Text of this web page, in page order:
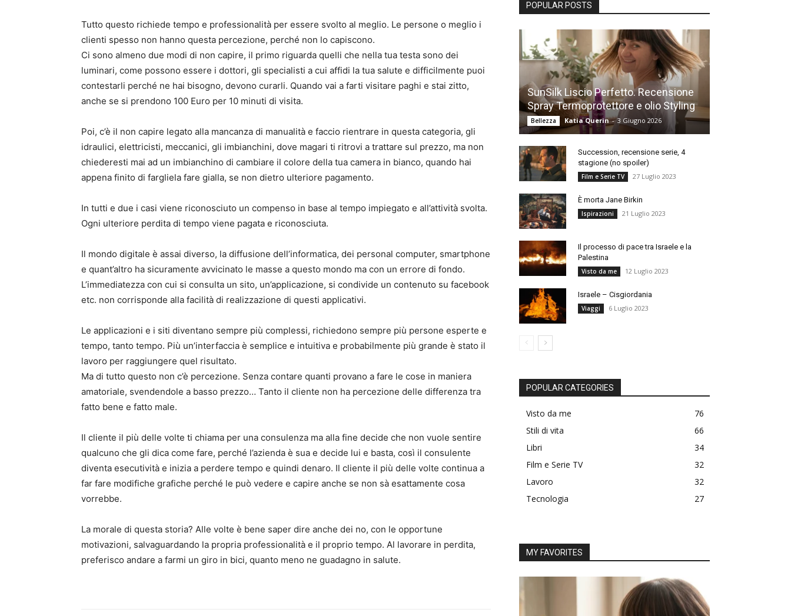
Tutto questo richiede tempo e professionalità per essere svolto al meglio. Le persone o meglio i
clienti spesso non hanno questa percezione, perché non lo capiscono.
Ci sono almeno due modi di non capire, il primo riguarda quelli che nella tua testa sono dei
luminari, come possono essere i dottori, gli specialisti a cui affidi la tua salute e difficilmente puoi
contestarli perché ne hai bisogno, devono curarli. Quando vai a farti visitare paghi e stai zitto,
anche se si prendono 100 Euro per 10 minuti di visita.
Poi, c’è il non capire legato alla mancanza di manualità e faccio rientrare in questa categoria, gli
idraulici, elettricisti, meccanici, gli imbianchini, dove magari ti ritrovi a trattare sul prezzo, ma non
chiederesti mai ad un imbianchino di cambiare il colore della tua camera in bianco, quando hai
appena finito di fargliela fare gialla, se non dietro ulteriore pagamento.
In tutti e due i casi viene riconosciuto un compenso in base al tempo impiegato e all’attività svolta.
Ogni ulteriore perdita di tempo viene pagata e riconosciuta.
Il mondo digitale è assai diverso, la diffusione dell’informatica, dei personal computer, smartphone
e quant’altro ha sicuramente avvicinato le masse a questo mondo ma con un errore di fondo.
L’immediatezza con cui si consulta un sito, un’applicazione, si condivide un contenuto su facebook
etc. non corrisponde alla facilità di realizzazione di questi applicativi.
Le applicazioni e i siti diventano sempre più complessi, richiedono sempre più persone esperte e
tempo, tanto tempo. Più un’interfaccia è semplice e intuitiva e probabilmente più grande è stato il
lavoro per raggiungere quel risultato.
Ma di tutto questo non c’è percezione. Senza contare quanti provano a fare le cose in maniera
amatoriale, svendendole a basso prezzo… Tanto il cliente non ha percezione delle differenza tra
fatto bene e fatto male.
Il cliente il più delle volte ti chiama per una consulenza ma alla fine decide che non vuole sentire
qualcuno che gli dica come fare, perché l’azienda è sua e decide lui e basta, così il consulente
diventa esecutività e inizia a perdere tempo e quindi denaro. Il cliente il più delle volte continua a
far fare modifiche grafiche perché le può vedere e capire anche se non sà esattamente cosa
vorrebbe.
La morale di questa storia? Alle volte è bene saper dire anche dei no, con le opportune
motivazioni, salvaguardando la propria professionalità e il proprio tempo. Al lavorare in perdita,
preferisco andare a farmi un giro in bici, quanto meno ne guadagno in salute.
POPULAR POSTS
SunSilk Liscio Perfetto. Recensione
Spray Termoprotettore e olio Styling
Bellezza Katia Querin - 3 Giugno 2026
Succession, recensione serie, 4
stagione (no spoiler)
Film e Serie TV 27 Luglio 2023
È morta Jane Birkin
Ispirazioni 21 Luglio 2023
Il processo di pace tra Israele e la
Palestina
Visto da me 12 Luglio 2023
Israele – Cisgiordania
Viaggi 6 Luglio 2023
POPULAR CATEGORIES
Visto da me
76
Stili di vita
66
Libri
34
Film e Serie TV
32
Lavoro
32
Tecnologia
27
MY FAVORITES